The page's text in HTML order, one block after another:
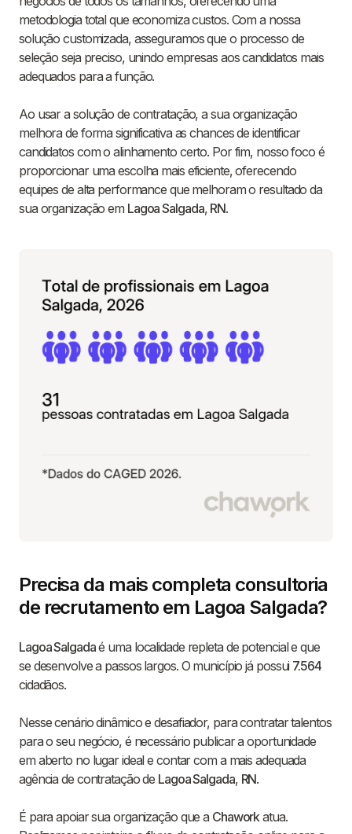
metodologia total que economiza custos. Com a nossa
solução customizada, asseguramos que o processo de
seleção seja preciso, unindo empresas aos candidatos mais
adequados para a função.
Ao usar a solução de contratação, a sua organização
melhora de forma significativa as chances de identificar
candidatos com o alinhamento certo. Por fim, nosso foco é
proporcionar uma escolha mais eficiente, oferecendo
equipes de alta performance que melhoram o resultado da
sua organização em Lagoa Salgada, RN.
Precisa da mais completa consultoria
de recrutamento em Lagoa Salgada?
Lagoa Salgadaé uma localidade repleta de potencial e que
se desenvolve a passos largos. O município já possui 7.564
cidadãos.
Nesse cenário dinâmico e desafiador, para contratar talentos
para o seu negócio, é necessário publicar a oportunidade
em aberto no lugar ideal e contar com a mais adequada
agência de contratação de Lagoa Salgada, RN.
É para apoiar sua organização que a Chaworkatua.